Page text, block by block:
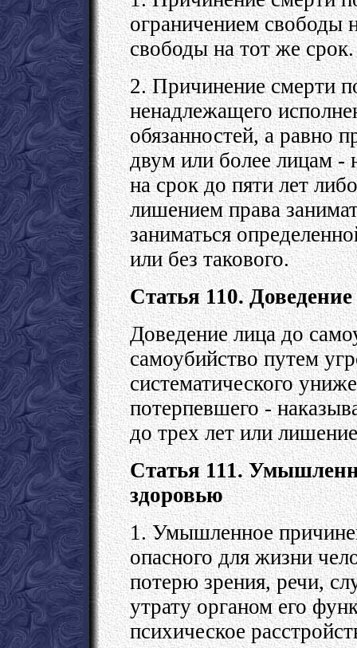
ограничением свободы
свободы на тот же срок.
2. Причинение смерти
ненадлежащего
обязанностей, а равно
двум или более лицам -
на срок до пяти лет
лишением права
заниматься
или без такового.
Статья 110.
Доведение лица до
самоубийство путем
систематического
потерпевшего -
до трех лет или
Статья 111.
здоровью
1. Умышленное
опасного для жизни
потерю зрения, речи,
утрату органом его
психическое